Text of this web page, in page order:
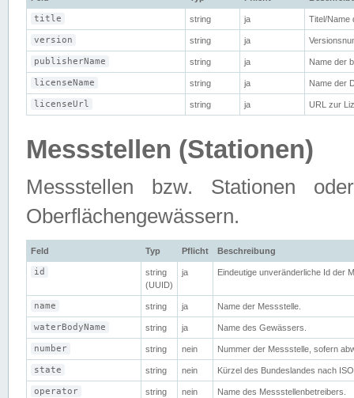
title string ja Titel/Name
version string ja
publisherName string ja Name der
licenseName string ja Name der
licenseUrl string ja URL zur
Messstellen (Stationen)
Messstellen bzw. Stationen
Oberflächengewässern.
Feld Typ Pflicht Beschreibung
id
string
(UUID)
ja Eindeutige unveränderliche Id der
name string ja Name der Messstelle.
waterBodyName string ja Name des Gewässers.
number string nein Nummer der Messstelle, sofern
state string nein Kürzel des Bundeslandes nach
operator string nein Name des Messstellenbetreibers.